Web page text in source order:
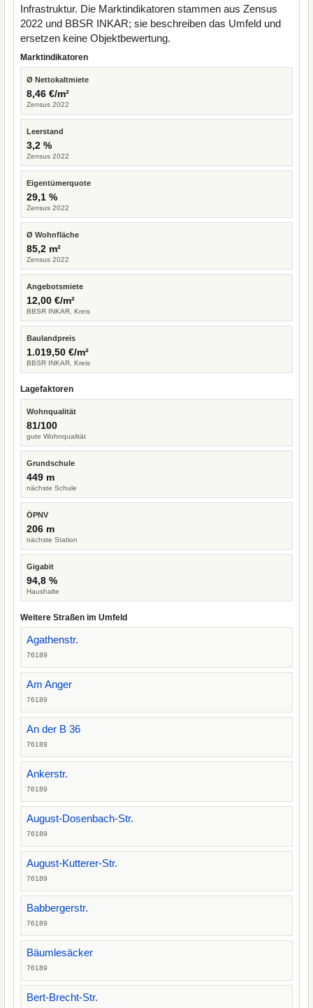
Infrastruktur. Die Marktindikatoren stammen aus Zensus
2022 und BBSR INKAR; sie beschreiben das Umfeld und
ersetzen keine Objektbewertung.
Marktindikatoren
Ø Nettokaltmiete
8,46 €/m²
Zensus 2022
Leerstand
3,2 %
Zensus 2022
Eigentümerquote
29,1 %
Zensus 2022
Ø Wohnfläche
85,2 m²
Zensus 2022
Angebotsmiete
12,00 €/m²
BBSR INKAR, Kreis
Baulandpreis
1.019,50 €/m²
BBSR INKAR, Kreis
Lagefaktoren
Wohnqualität
81/100
gute Wohnqualität
Grundschule
449 m
nächste Schule
ÖPNV
206 m
nächste Station
Gigabit
94,8 %
Haushalte
Weitere Straßen im Umfeld
Agathenstr.
76189
Am Anger
76189
An der B 36
76189
Ankerstr.
76189
August-Dosenbach-Str.
76189
August-Kutterer-Str.
76189
Babbergerstr.
76189
Bäumlesäcker
76189
Bert-Brecht-Str.